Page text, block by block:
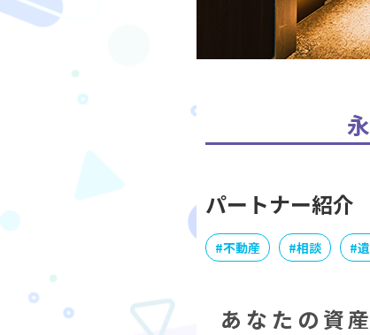
パートナー紹介
#不動産 #相談 #
あなたの資